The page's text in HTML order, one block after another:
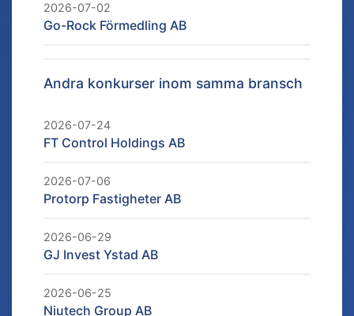
2026-07-02
Go-Rock Förmedling AB
Andra konkurser inom samma bransch
2026-07-24
FT Control Holdings AB
2026-07-06
Protorp Fastigheter AB
2026-06-29
GJ Invest Ystad AB
2026-06-25
Niutech Group AB